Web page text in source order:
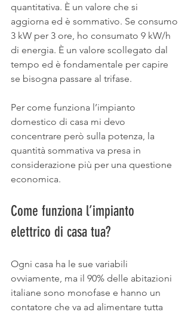
quantitativa. È un valore che si
aggiorna ed è sommativo. Se consumo
3 kW per 3 ore, ho consumato 9 kW/h
di energia. È un valore scollegato dal
tempo ed è fondamentale per capire
se bisogna passare al trifase.
Per come funziona l’impianto
domestico di casa mi devo
concentrare però sulla potenza, la
quantità sommativa va presa in
considerazione più per una questione
economica.
Come funziona l’impianto
elettrico di casa tua?
Ogni casa ha le sue variabili
ovviamente, ma il 90% delle abitazioni
italiane sono monofase e hanno un
contatore che va ad alimentare tutta